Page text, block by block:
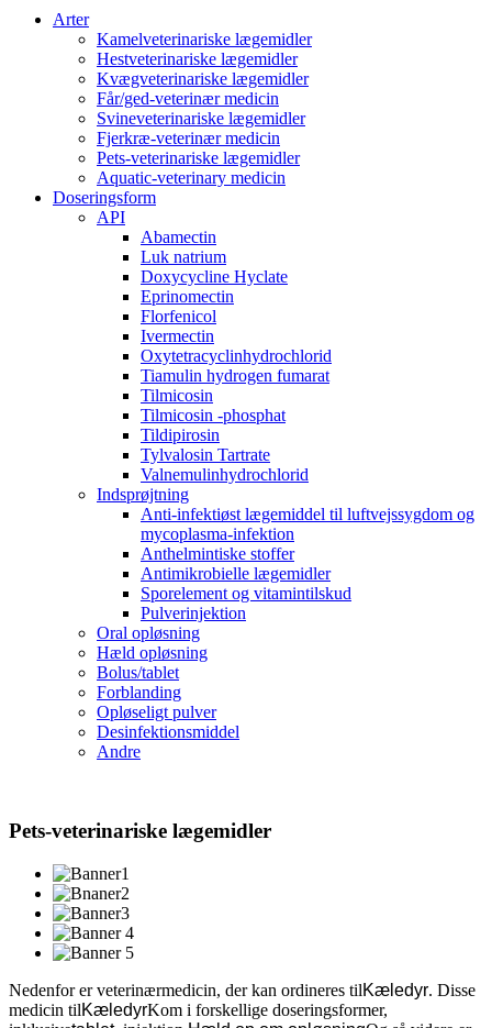
Arter
Kamelveterinariske lægemidler
Hestveterinariske lægemidler
Kvægveterinariske lægemidler
Får/ged-veterinær medicin
Svineveterinariske lægemidler
Fjerkræ-veterinær medicin
Pets-veterinariske lægemidler
Aquatic-veterinary medicin
Doseringsform
API
Abamectin
Luk natrium
Doxycycline Hyclate
Eprinomectin
Florfenicol
Ivermectin
Oxytetracyclinhydrochlorid
Tiamulin hydrogen fumarat
Tilmicosin
Tilmicosin -phosphat
Tildipirosin
Tylvalosin Tartrate
Valnemulinhydrochlorid
Indsprøjtning
Anti-infektiøst lægemiddel til luftvejssygdom og
mycoplasma-infektion
Anthelmintiske stoffer
Antimikrobielle lægemidler
Sporelement og vitamintilskud
Pulverinjektion
Oral opløsning
Hæld opløsning
Bolus/tablet
Forblanding
Opløseligt pulver
Desinfektionsmiddel
Andre
Pets-veterinariske lægemidler
Nedenfor er veterinærmedicin, der kan ordineres tilKæledyr. Disse
medicin tilKæledyrKom i forskellige doseringsformer,